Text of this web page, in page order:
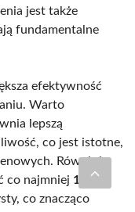
jest także
fundamentalne
efektywność
Warto
lepszą
co jest istotne,
Również
co najmniej 10 cm
co znacząco